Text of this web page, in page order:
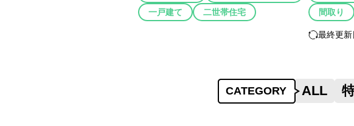
一戸建て
二世帯住宅
間取り
最終更
CATEGORY ALL